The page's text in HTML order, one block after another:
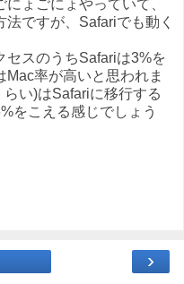
ょごにょやっていて、
ですが、Safariでも動く
セスのうちSafariは3%を
率が高いと思われま
い)はSafariに移行する
をこえる感じでしょう
›